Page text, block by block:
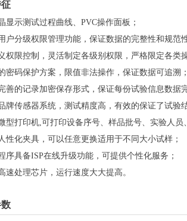
显示测试过程曲线、PVC操作面板；
户分级权限管理功能，保证数据的完整性和规范
权限控制，灵活制定各级别权限，严格限定各类
密码保护方案，限值非法操作，保证数据可追溯；
善的记录加密保存形式，保证每份试验信息数据
牌传感器系统，测试精度高，有效的保证了试验
型打印机,可打印设备序号、样品批号、实验人员
性化夹具，可以任意更换适用于不同大小试样；
序具备ISP在线升级功能，可提供个性化服务；
速处理芯片，运行速度大大提高。